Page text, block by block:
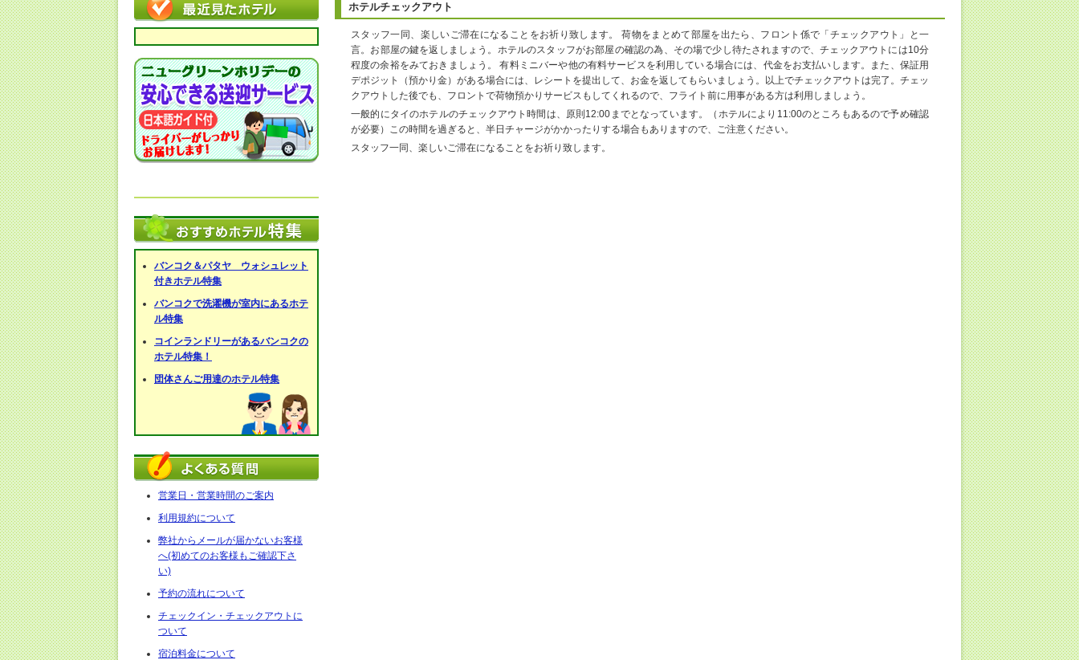
バンコク＆パタヤ ウォシュレット
付きホテル特集
バンコクで洗濯機が室内にあるホテ
ル特集
コインランドリーがあるバンコクの
ホテル特集！
団体さんご用達のホテル特集
営業日・営業時間のご案内
利用規約について
弊社からメールが届かないお客様
へ(初めてのお客様もご確認下さ
い)
予約の流れについて
チェックイン・チェックアウトに
ついて
宿泊料金について
ホテルチェックアウト
スタッフ一同、楽しいご滞在になることをお祈り致します。 荷物をまとめて部屋を出たら、フロント係で「チェックアウト」と一
言。お部屋の鍵を返しましょう。ホテルのスタッフがお部屋の確認の為、その場で少し待たされますので、チェックアウトには10分
程度の余裕をみておきましょう。 有料ミニバーや他の有料サービスを利用している場合には、代金をお支払いします。また、保証用
デポジット（預かり金）がある場合には、レシートを提出して、お金を返してもらいましょう。以上でチェックアウトは完了。チェッ
クアウトした後でも、フロントで荷物預かりサービスもしてくれるので、フライト前に用事がある方は利用しましょう。
一般的にタイのホテルのチェックアウト時間は、原則12:00までとなっています。（ホテルにより11:00のところもあるので予め確認
が必要）この時間を過ぎると、半日チャージがかかったりする場合もありますので、ご注意ください。
スタッフ一同、楽しいご滞在になることをお祈り致します。